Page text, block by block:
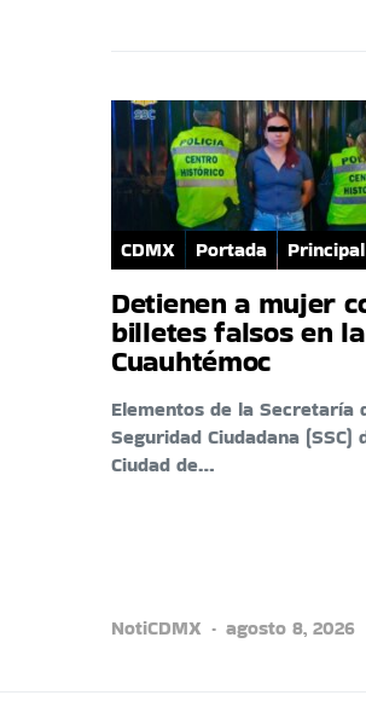
CDMX Portada Principal
Detienen a mujer
billetes falsos en la
Cuauhtémoc
Elementos de la Secretaría
Seguridad Ciudadana (SSC)
Ciudad de…
NotiCDMX agosto 8, 2026